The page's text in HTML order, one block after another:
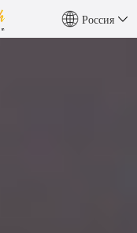
Россия